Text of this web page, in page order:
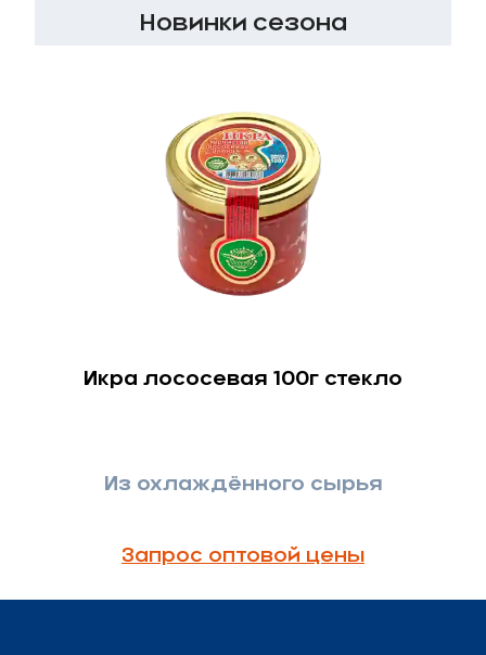
Новинки сезона
Икра лососевая 100г стекло
Из охлаждённого сырья
Запрос оптовой цены